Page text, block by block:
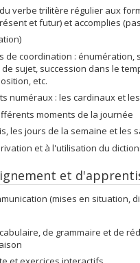
verbe trilitère régulier aux
et futur) et accomplies
de coordination : énumération,
sujet, succession dans le
etc.
numéraux : les cardinaux et
moments de la journée
les jours de la semaine et les
et à l'utilisation du
et
(mises en situation,
de grammaire et de